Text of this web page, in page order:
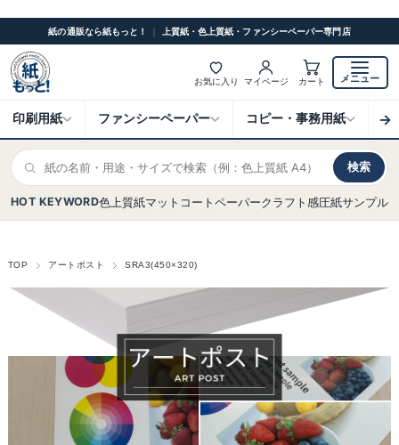
紙の通販なら紙もっと！ ｜ 上質紙・色上質紙・ファンシーペーパー専門店
お気に入り マイページ カート メニュー
印刷用紙 ファンシーペーパー コピー・事務用紙 ク
→
検索
HOT KEYWORD色上質紙マットコートペーパークラフト感圧紙サンプル
TOP アートポスト SRA3(450×320)